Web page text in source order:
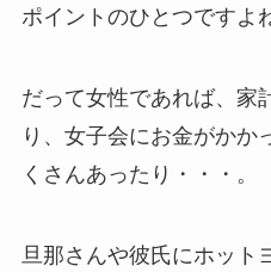
ポイントのひとつですよ
だって女性であれば、家
り、女子会にお金がかか
くさんあったり・・・。
旦那さんや彼氏にホット